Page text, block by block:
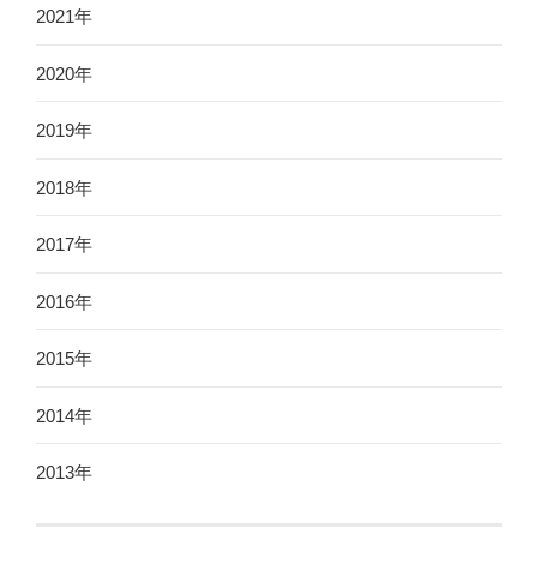
2021年
2020年
2019年
2018年
2017年
2016年
2015年
2014年
2013年